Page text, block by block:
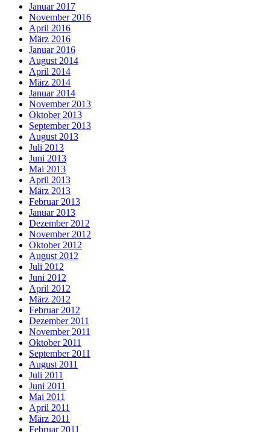
Januar 2017
November 2016
April 2016
März 2016
Januar 2016
August 2014
April 2014
März 2014
Januar 2014
November 2013
Oktober 2013
September 2013
August 2013
Juli 2013
Juni 2013
Mai 2013
April 2013
März 2013
Februar 2013
Januar 2013
Dezember 2012
November 2012
Oktober 2012
August 2012
Juli 2012
Juni 2012
April 2012
März 2012
Februar 2012
Dezember 2011
November 2011
Oktober 2011
September 2011
August 2011
Juli 2011
Juni 2011
Mai 2011
April 2011
März 2011
Februar 2011